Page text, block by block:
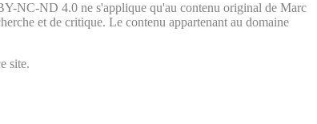
NC-ND 4.0 ne s'applique qu'au contenu original de Marc
et de critique. Le contenu appartenant au domaine
site.